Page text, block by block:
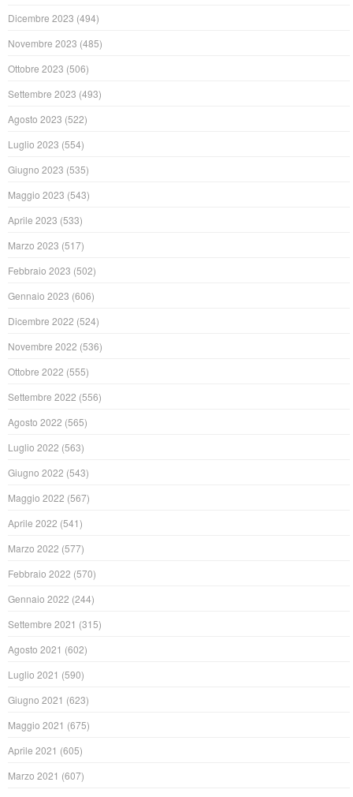
Dicembre 2023 (494)
Novembre 2023 (485)
Ottobre 2023 (506)
Settembre 2023 (493)
Agosto 2023 (522)
Luglio 2023 (554)
Giugno 2023 (535)
Maggio 2023 (543)
Aprile 2023 (533)
Marzo 2023 (517)
Febbraio 2023 (502)
Gennaio 2023 (606)
Dicembre 2022 (524)
Novembre 2022 (536)
Ottobre 2022 (555)
Settembre 2022 (556)
Agosto 2022 (565)
Luglio 2022 (563)
Giugno 2022 (543)
Maggio 2022 (567)
Aprile 2022 (541)
Marzo 2022 (577)
Febbraio 2022 (570)
Gennaio 2022 (244)
Settembre 2021 (315)
Agosto 2021 (602)
Luglio 2021 (590)
Giugno 2021 (623)
Maggio 2021 (675)
Aprile 2021 (605)
Marzo 2021 (607)